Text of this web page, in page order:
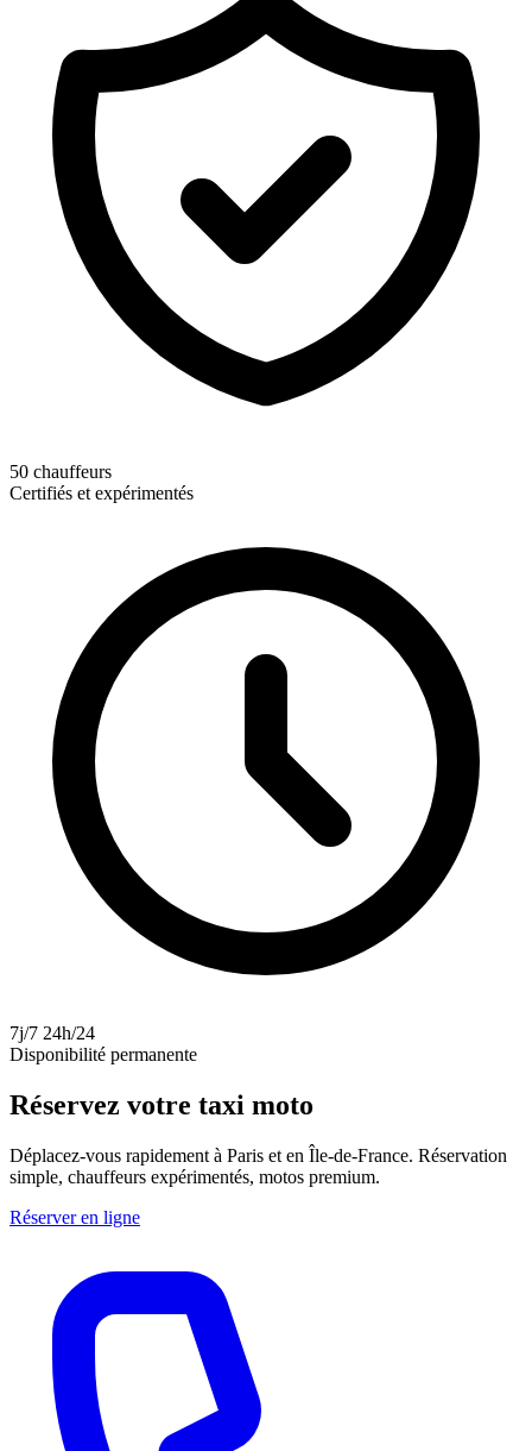
50 chauffeurs
Certifiés et expérimentés
7j/7 24h/24
Disponibilité permanente
Réservez votre taxi moto
Déplacez-vous rapidement à Paris et en Île-de-France. Réservation
simple, chauffeurs expérimentés, motos premium.
Réserver en ligne